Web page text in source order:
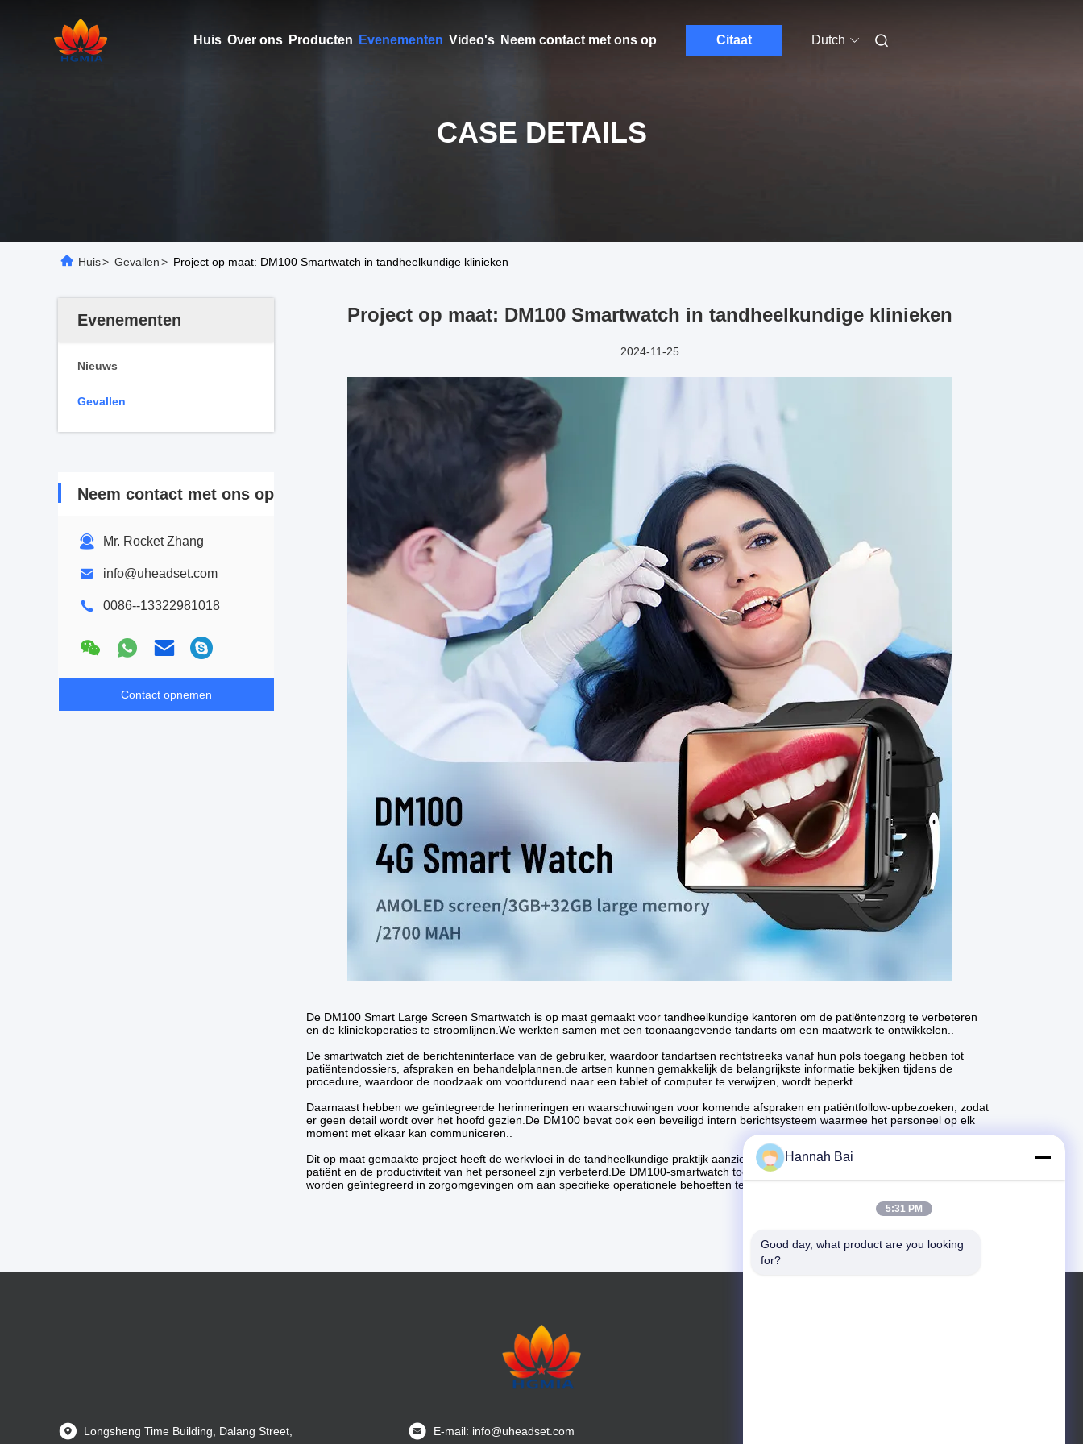
Huis Over ons Producten Evenementen Video's Neem contact met ons op Citaat Dutch
CASE DETAILS
Huis> Gevallen> Project op maat: DM100 Smartwatch in tandheelkundige klinieken
Evenementen
Nieuws
Gevallen
Neem contact met ons op
Mr. Rocket Zhang
info@uheadset.com
0086--13322981018
Contact opnemen
Project op maat: DM100 Smartwatch in tandheelkundige klinieken
2024-11-25
De DM100 Smart Large Screen Smartwatch is op maat gemaakt voor tandheelkundige kantoren om de patiëntenzorg te verbeteren
en de kliniekoperaties te stroomlijnen.We werkten samen met een toonaangevende tandarts om een maatwerk te ontwikkelen..
De smartwatch ziet de berichteninterface van de gebruiker, waardoor tandartsen rechtstreeks vanaf hun pols toegang hebben tot
patiëntendossiers, afspraken en behandelplannen.de artsen kunnen gemakkelijk de belangrijkste informatie bekijken tijdens de
procedure, waardoor de noodzaak om voortdurend naar een tablet of computer te verwijzen, wordt beperkt.
Daarnaast hebben we geïntegreerde herinneringen en waarschuwingen voor komende afspraken en patiëntfollow-upbezoeken, zodat
er geen detail wordt over het hoofd gezien.De DM100 bevat ook een beveiligd intern berichtsysteem waarmee het personeel op elk
moment met elkaar kan communiceren..
Dit op maat gemaakte project heeft de werkvloei in de tandheelkundige praktijk aanzienlijk verbeterd, waardoor de ervaring van de
patiënt en de productiviteit van het personeel zijn verbeterd.De DM100-smartwatch toont aan hoe draagbare technologie effectief kan
worden geïntegreerd in zorgomgevingen om aan specifieke operationele behoeften te voldoen.
Longsheng Time Building, Dalang Street, E-mail: info@uheadset.com
Hannah Bai
5:31 PM
Good day, what product are you looking
for?